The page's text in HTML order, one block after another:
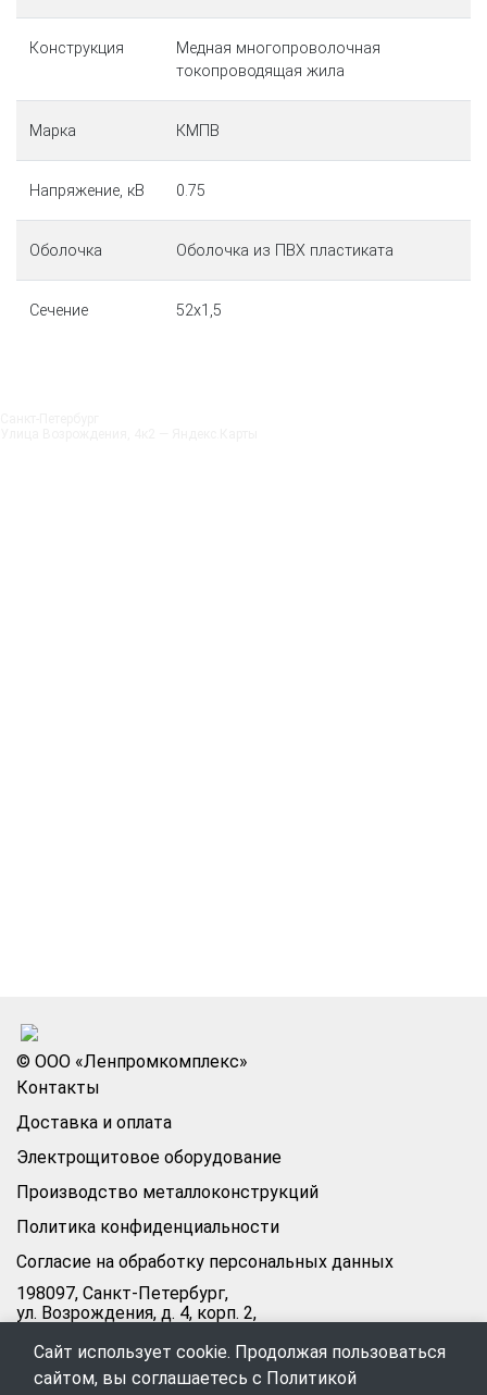
Конструкция
Медная многопроволочная
токопроводящая жила
Марка КМПВ
Напряжение, кВ 0.75
Оболочка Оболочка из ПВХ пластиката
Сечение 52х1,5
© ООО «Ленпромкомплекс»
Контакты
Доставка и оплата
Электрощитовое оборудование
Производство металлоконструкций
Политика конфиденциальности
Согласие на обработку персональных данных
198097, Санкт-Петербург,
ул. Возрождения, д. 4, корп. 2,
Режим работы офиса:
Сайт использует cookie. Продолжая пользоваться
сайтом, вы соглашаетесь с Политикой